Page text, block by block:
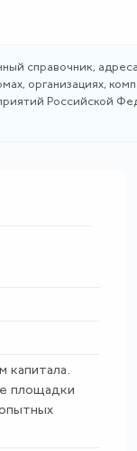
справочник,
организациях,
Российской
капитала.
площадки